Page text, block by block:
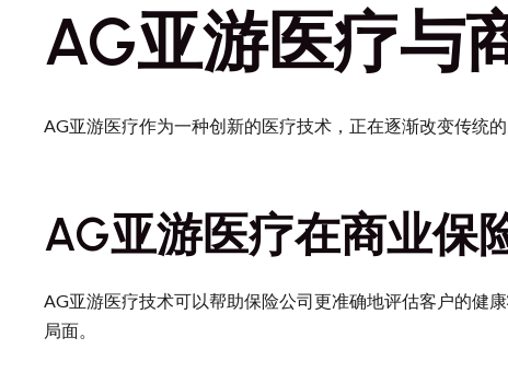
AG亚游医疗与
AG亚游医疗作为一种创新的医疗技术，正在逐渐改变传统
AG亚游医疗在商业保
AG亚游医疗技术可以帮助保险公司更准确地评估客户的健
局面。